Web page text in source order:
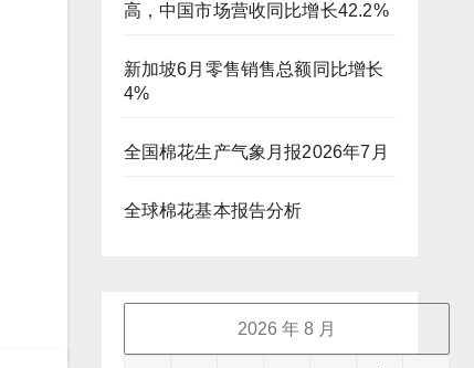
高，中国市场营收同比增长42.2%
新加坡6月零售销售总额同比增长
4%
全国棉花生产气象月报2026年7月
全球棉花基本报告分析
2026 年 8 月